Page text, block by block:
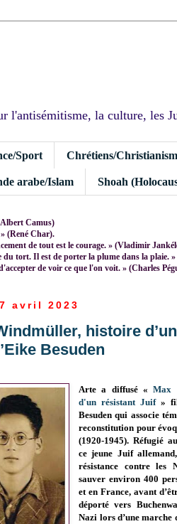
l'antisémitisme, la culture, les
Sport Chrétiens/
arabe/Islam Shoah
Camus)
(René Char).
de tout est le courage. » (Vladimir
du tort. Il est de porter la plume dans la plaie.
de voir ce que l'on voit. » (Charles
avril 2023
histoire
Besuden
Arte a diffusé «Max
d'un résistant Juif»
Besuden qui associe
reconstitution pour
(1920-1945). Réfugié
ce jeune Juif
résistance contre les
sauver environ 400
et en France, avant
déporté vers
Nazi lors d’une